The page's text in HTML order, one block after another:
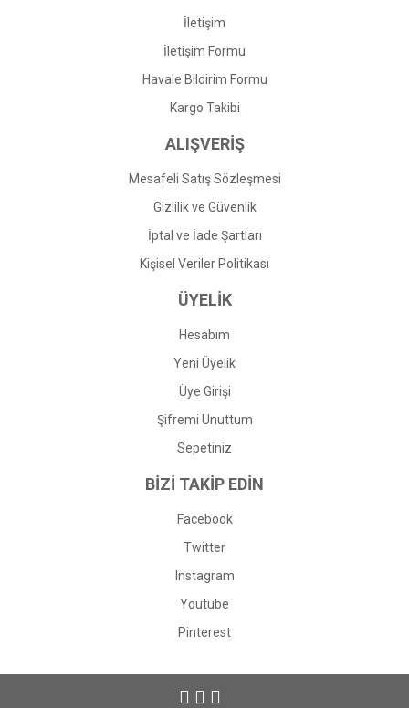
İletişim
İletişim Formu
Havale Bildirim Formu
Kargo Takibi
ALIŞVERİŞ
Mesafeli Satış Sözleşmesi
Gizlilik ve Güvenlik
İptal ve İade Şartları
Kişisel Veriler Politikası
ÜYELİK
Hesabım
Yeni Üyelik
Üye Girişi
Şifremi Unuttum
Sepetiniz
BİZİ TAKİP EDİN
Facebook
Twitter
Instagram
Youtube
Pinterest